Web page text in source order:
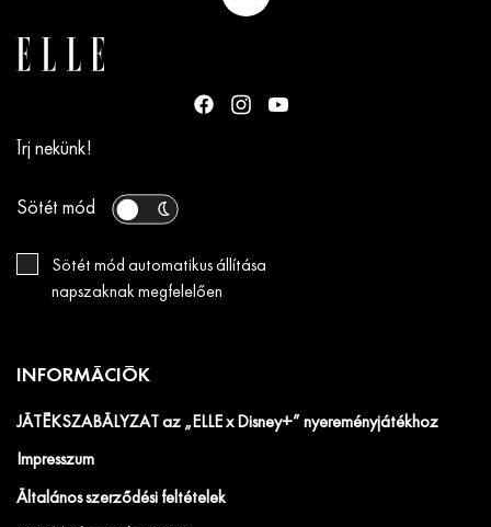
Írj nekünk!
Sötét mód
Sötét mód automatikus állítása
napszaknak megfelelően
INFORMÁCIÓK
JÁTÉKSZABÁLYZAT az „ELLE x Disney+” nyereményjátékhoz
Impresszum
Általános szerződési feltételek